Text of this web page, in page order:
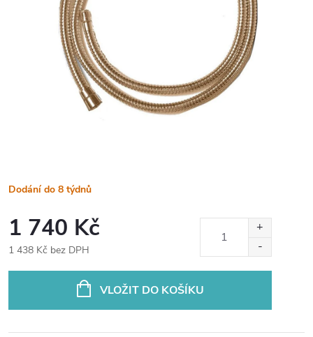
Dodání do 8 týdnů
1 740 Kč
1 438 Kč bez DPH
VLOŽIT DO KOŠÍKU